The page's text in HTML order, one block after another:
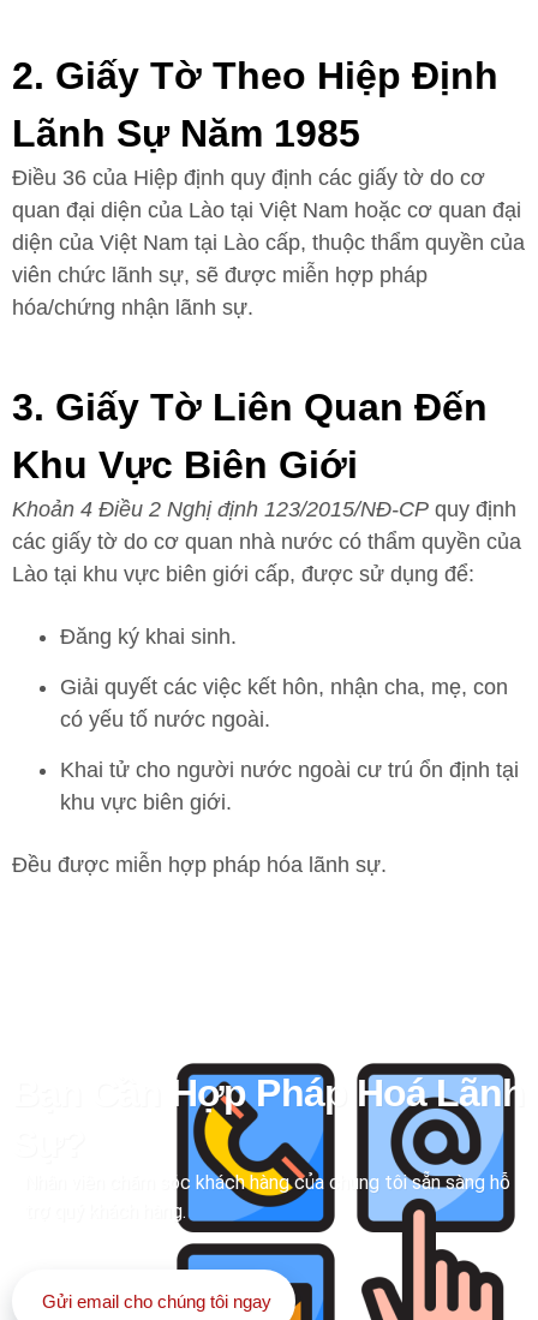
2. Giấy Tờ Theo Hiệp Định
Lãnh Sự Năm 1985
Điều 36 của Hiệp định quy định các giấy tờ do cơ
quan đại diện của Lào tại Việt Nam hoặc cơ quan đại
diện của Việt Nam tại Lào cấp, thuộc thẩm quyền của
viên chức lãnh sự, sẽ được miễn hợp pháp
hóa/chứng nhận lãnh sự.
3. Giấy Tờ Liên Quan Đến
Khu Vực Biên Giới
Khoản 4 Điều 2 Nghị định 123/2015/NĐ-CP quy định
các giấy tờ do cơ quan nhà nước có thẩm quyền của
Lào tại khu vực biên giới cấp, được sử dụng để:
Đăng ký khai sinh.
Giải quyết các việc kết hôn, nhận cha, mẹ, con
có yếu tố nước ngoài.
Khai tử cho người nước ngoài cư trú ổn định tại
khu vực biên giới.
Đều được miễn hợp pháp hóa lãnh sự.
Bạn Cần Hợp Pháp Hoá Lãnh
Nhân viên chăm sóc khách hàng của chúng tôi sẵn sàng hỗ
trợ quý khách hàng.
Gửi email cho chúng tôi ngay